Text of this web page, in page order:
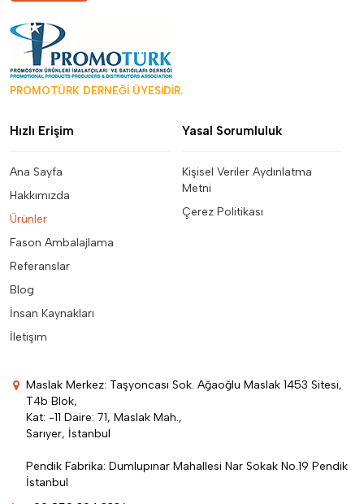
PROMOTÜRK DERNEĞİ ÜYESİDİR.
Hızlı Erişim
Ana Sayfa
Hakkımızda
Ürünler
Fason Ambalajlama
Referanslar
Blog
İnsan Kaynakları
İletişim
Yasal Sorumluluk
Kişisel Veriler Aydınlatma
Metni
Çerez Politikası
Maslak Merkez: Taşyoncası Sok. Ağaoğlu Maslak 1453 Sitesi,
T4b Blok,
Kat: -11 Daire: 71, Maslak Mah.,
Sarıyer, İstanbul
Pendik Fabrika: Dumlupınar Mahallesi Nar Sokak No.19 Pendik
İstanbul